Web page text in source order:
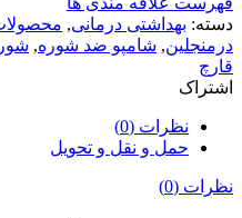
دسته: بهداشتی درمانی,
درمنجلین, شامپو ضد شوره,
قارچ
اشتراک
نظرات (0)
حمل و نقل و تحویل
نظرات (0)